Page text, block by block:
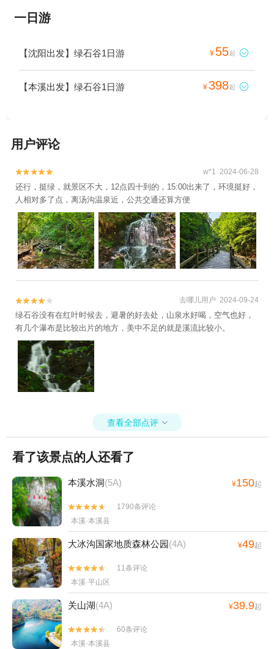
一日游
【沈阳出发】绿石谷1日游 ¥ 55起 
【本溪出发】绿石谷1日游 ¥398起 
用户评论

 w*1 2024-06-28
还行，挺绿，就景区不大，12点四十到的，15:00出来了，环境挺好，
人相对多了点，离汤沟温泉近，公共交通还算方便

 去哪儿用户 2024-09-24
绿石谷没有在红叶时候去，避暑的好去处，山泉水好喝，空气也好，
有几个瀑布是比较出片的地方，美中不足的就是溪流比较小。
查看全部点评 
看了该景点的人还看了
本溪水洞(5A) ¥150起


1790条评论
本溪·本溪县
大冰沟国家地质森林公园(4A) ¥49起


11条评论
本溪·平山区
关山湖(4A) ¥39.9起


60条评论
本溪·本溪县